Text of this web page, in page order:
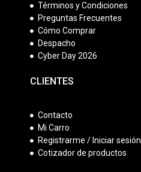
Términos y Condiciones
Preguntas Frecuentes
Cómo Comprar
Despacho
Cyber Day 2026
CLIENTES
Contacto
Mi Carro
Registrarme / Iniciar sesión
Cotizador de productos